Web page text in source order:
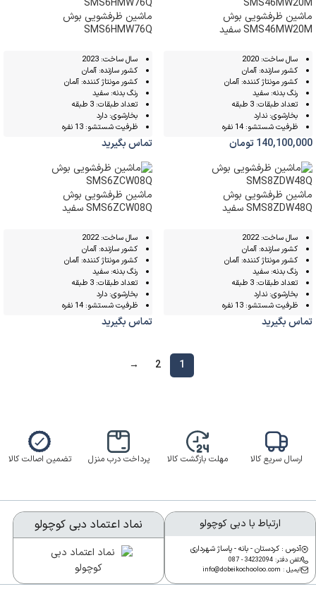
ماشین ظرفشویی بوش
SMS46MW20M سفید
سال ساخت: 2020
کشور سازنده: آلمان
کشور مونتاژ کننده: آلمان
رنگ بدنه: سفید
تعداد طبقات: 3 طبقه
بخارشوی: ندارد
ظرفیت شستشو: 14 نفره
140,100,000تومان
ماشین ظرفشویی بوش
SMS6HMW76Q
سال ساخت: 2023
کشور سازنده: آلمان
کشور مونتاژ کننده: آلمان
رنگ بدنه: سفید
تعداد طبقات: 3 طبقه
بخارشوی: دارد
ظرفیت شستشو: 13 نفره
تماس بگیرید
ماشین ظرفشویی بوش
SMS8ZDW48Q سفید
سال ساخت: 2022
کشور سازنده: آلمان
کشور مونتاژ کننده: آلمان
رنگ بدنه: سفید
تعداد طبقات: 3 طبقه
بخارشوی: ندارد
ظرفیت شستشو: 13 نفره
تماس بگیرید
ماشین ظرفشویی بوش
SMS6ZCW08Q سفید
سال ساخت: 2022
کشور سازنده: آلمان
کشور مونتاژ کننده: آلمان
رنگ بدنه: سفید
تعداد طبقات: 3 طبقه
بخارشوی: دارد
ظرفیت شستشو: 14 نفره
تماس بگیرید
1
2
→
ارسال سریع کالا مهلت بازگشت کالا پرداخت درب منزل تضمین اصالت کالا
ارتباط با دبی کوچولو
آدرس : کردستان - بانه - پاساژ شهرداری
تلفن دفتر: 34232094 - 087
ایمیل : info@dobeikochooloo.com
نماد اعتماد دبی کوچولو